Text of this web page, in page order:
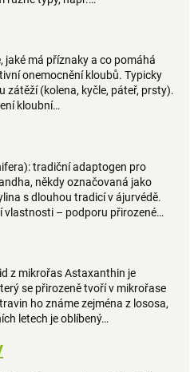
má příznaky a co pomáhá
onemocnění kloubů. Typicky
zátěží (kolena, kyčle, páteř, prsty).
kloubní…
tradiční adaptogen pro
někdy označovaná jako
s dlouhou tradicí v ájurvédě.
vlastnosti – podporu přirozené…
z mikrořas Astaxanthin je
se přirozeně tvoří v mikrořase
ho známe zejména z lososa,
letech je oblíbený…